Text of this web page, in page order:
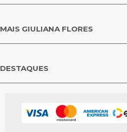
MAIS GIULIANA FLORES
DESTAQUES